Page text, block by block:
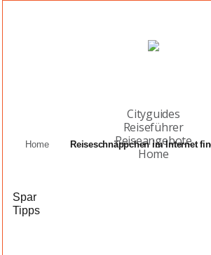
Cityguides
Reiseführer
Reiseangebote
Home
Home Reiseschnäppchen im Internet
Spar
Tipps